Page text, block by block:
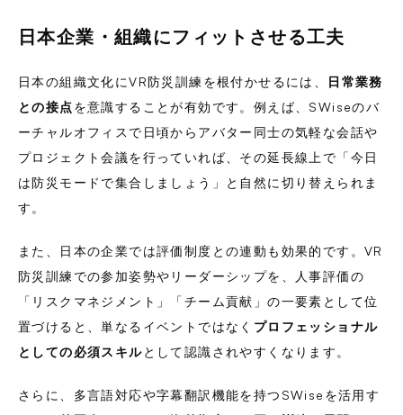
日本企業・組織にフィットさせる工夫
日本の組織文化にVR防災訓練を根付かせるには、
日常業務
との接点を意識することが有効です。例えば、SWiseのバ
ーチャルオフィスで日頃からアバター同士の気軽な会話や
プロジェクト会議を行っていれば、その延長線上で「今日
は防災モードで集合しましょう」と自然に切り替えられま
す。
また、日本の企業では評価制度との連動も効果的です。VR
防災訓練での参加姿勢やリーダーシップを、人事評価の
「リスクマネジメント」「チーム貢献」の一要素として位
置づけると、単なるイベントではなく プロフェッショナル
としての必須スキルとして認識されやすくなります。
さらに、多言語対応や字幕翻訳機能を持つSWiseを活用す